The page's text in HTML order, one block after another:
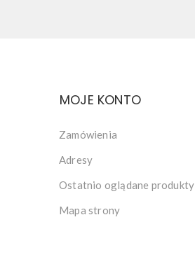
MOJE KONTO
Zamówienia
Adresy
Ostatnio oglądane produkty
Mapa strony